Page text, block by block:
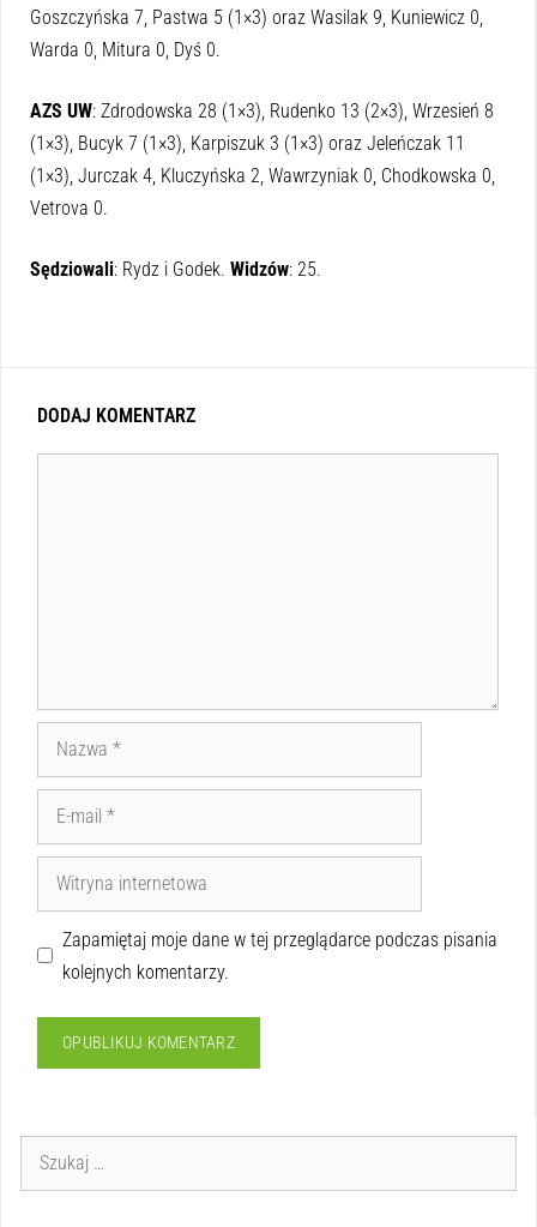
Goszczyńska 7, Pastwa 5 (1×3) oraz Wasilak 9, Kuniewicz 0,
Warda 0, Mitura 0, Dyś 0.
AZS UW: Zdrodowska 28 (1×3), Rudenko 13 (2×3), Wrzesień 8
(1×3), Bucyk 7 (1×3), Karpiszuk 3 (1×3) oraz Jeleńczak 11
(1×3), Jurczak 4, Kluczyńska 2, Wawrzyniak 0, Chodkowska 0,
Vetrova 0.
Sędziowali: Rydz i Godek. Widzów: 25.
DODAJ KOMENTARZ
Zapamiętaj moje dane w tej przeglądarce podczas pisania
kolejnych komentarzy.